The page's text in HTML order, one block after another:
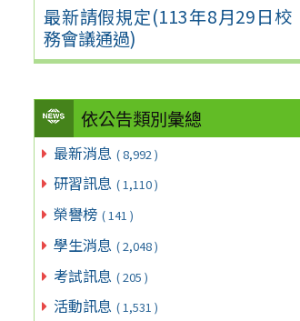
最新請假規定(113年8月29日校
務會議通過)
依公告類別彙總
最新消息 ( 8,992 )
研習訊息 ( 1,110 )
榮譽榜 ( 141 )
學生消息 ( 2,048 )
考試訊息 ( 205 )
活動訊息 ( 1,531 )